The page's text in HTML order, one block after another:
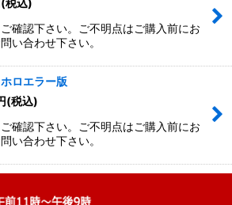
(税込)
確認下さい。ご不明点はご購入前にお
い合わせ下さい。
ロエラー版
(税込)
確認下さい。ご不明点はご購入前にお
い合わせ下さい。